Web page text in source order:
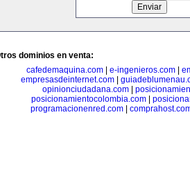
dominios en venta:
cafedemaquina.com
e-ingenieros.com
empresasdeinternet.com|
opinionciudadana.com
posicionamientocolombia.com|
programacionenred.com